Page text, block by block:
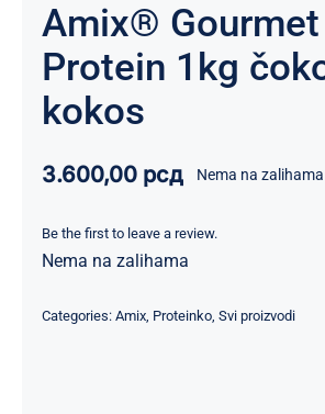
Amix® Gourmet
Protein 1kg
kokos
3.600,00 рсд Nema na zalihama
Be the first to leave a review.
Nema na zalihama
Categories: Amix, Proteinko, Svi proizvodi